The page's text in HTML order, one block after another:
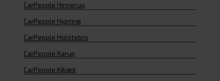
CarPeople Hinnerup
CarPeople Hjørring
CarPeople Holstebro
CarPeople Karup
CarPeople Kibæk